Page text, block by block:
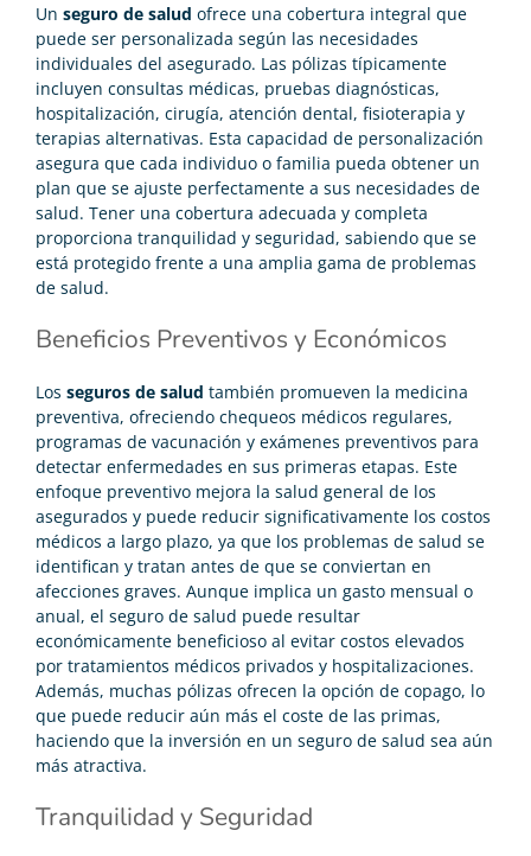
Un seguro de salud ofrece una cobertura integral que
puede ser personalizada según las necesidades
individuales del asegurado. Las pólizas típicamente
incluyen consultas médicas, pruebas diagnósticas,
hospitalización, cirugía, atención dental, fisioterapia y
terapias alternativas. Esta capacidad de personalización
asegura que cada individuo o familia pueda obtener un
plan que se ajuste perfectamente a sus necesidades de
salud. Tener una cobertura adecuada y completa
proporciona tranquilidad y seguridad, sabiendo que se
está protegido frente a una amplia gama de problemas
de salud.
Beneficios Preventivos y Económicos
Los seguros de salud también promueven la medicina
preventiva, ofreciendo chequeos médicos regulares,
programas de vacunación y exámenes preventivos para
detectar enfermedades en sus primeras etapas. Este
enfoque preventivo mejora la salud general de los
asegurados y puede reducir significativamente los costos
médicos a largo plazo, ya que los problemas de salud se
identifican y tratan antes de que se conviertan en
afecciones graves. Aunque implica un gasto mensual o
anual, el seguro de salud puede resultar
económicamente beneficioso al evitar costos elevados
por tratamientos médicos privados y hospitalizaciones.
Además, muchas pólizas ofrecen la opción de copago, lo
que puede reducir aún más el coste de las primas,
haciendo que la inversión en un seguro de salud sea aún
más atractiva.
Tranquilidad y Seguridad